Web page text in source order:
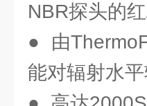
NBR探头的
● 由
能对辐射水